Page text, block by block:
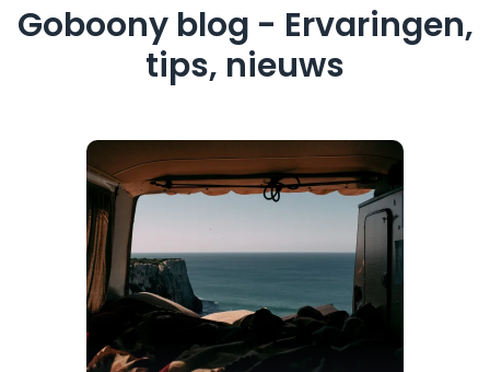
Goboony blog - Ervaringen,
tips, nieuws